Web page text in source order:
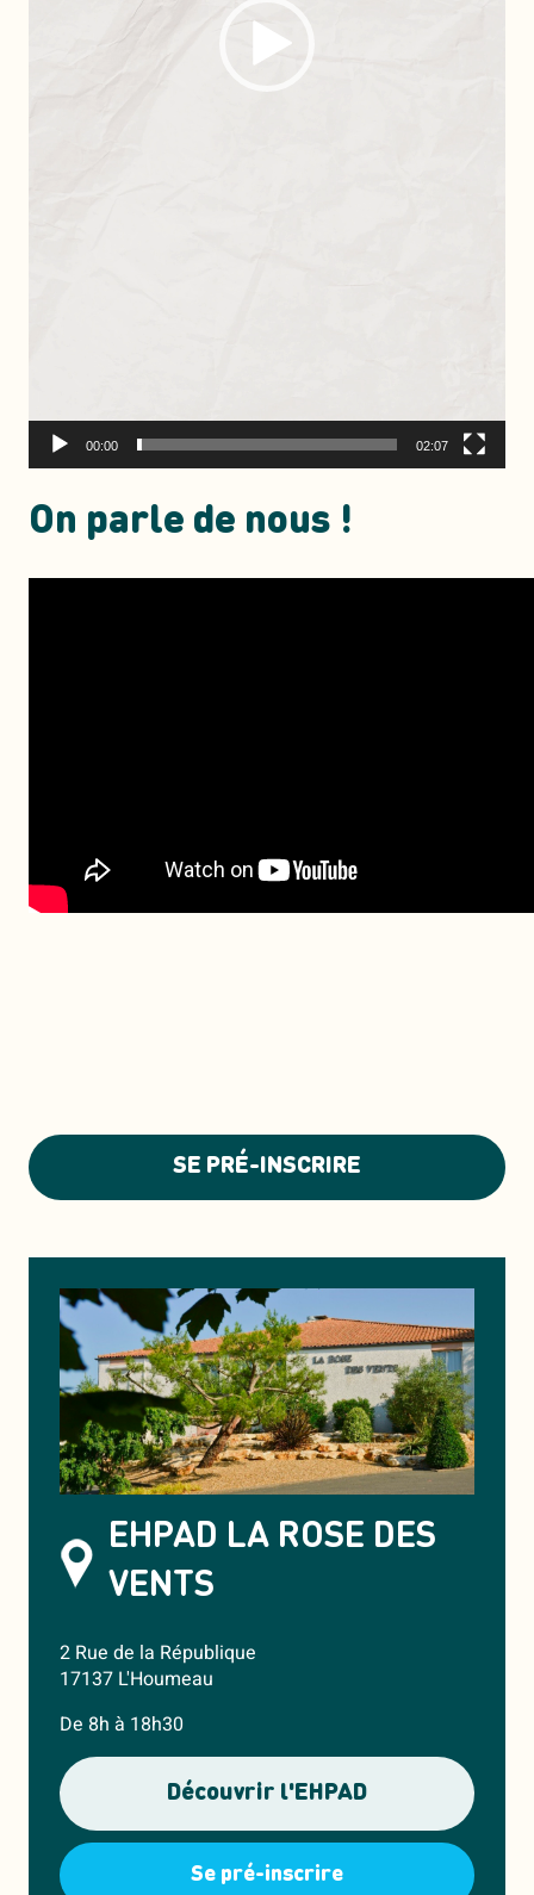
00:00 02:07
On parle de nous !
SE PRÉ-INSCRIRE
EHPAD LA ROSE DES
VENTS
2 Rue de la République
17137 L'Houmeau
De 8h à 18h30
Découvrir l'EHPAD
Se pré-inscrire